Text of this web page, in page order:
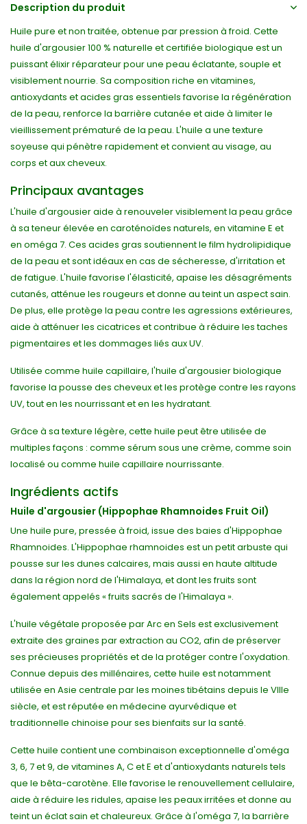
Description du produit
Huile pure et non traitée, obtenue par pression à froid. Cette
huile d'argousier 100 % naturelle et certifiée biologique est un
puissant élixir réparateur pour une peau éclatante, souple et
visiblement nourrie. Sa composition riche en vitamines,
antioxydants et acides gras essentiels favorise la régénération
de la peau, renforce la barrière cutanée et aide à limiter le
vieillissement prématuré de la peau. L'huile a une texture
soyeuse qui pénètre rapidement et convient au visage, au
corps et aux cheveux.
Principaux avantages
L'huile d'argousier aide à renouveler visiblement la peau grâce
à sa teneur élevée en caroténoïdes naturels, en vitamine E et
en oméga 7. Ces acides gras soutiennent le film hydrolipidique
de la peau et sont idéaux en cas de sécheresse, d'irritation et
de fatigue. L'huile favorise l'élasticité, apaise les désagréments
cutanés, atténue les rougeurs et donne au teint un aspect sain.
De plus, elle protège la peau contre les agressions extérieures,
aide à atténuer les cicatrices et contribue à réduire les taches
pigmentaires et les dommages liés aux UV.
Utilisée comme huile capillaire, l'huile d'argousier biologique
favorise la pousse des cheveux et les protège contre les rayons
UV, tout en les nourrissant et en les hydratant.
Grâce à sa texture légère, cette huile peut être utilisée de
multiples façons : comme sérum sous une crème, comme soin
localisé ou comme huile capillaire nourrissante.
Ingrédients actifs
Huile d'argousier (Hippophae Rhamnoides Fruit Oil)
Une huile pure, pressée à froid, issue des baies d'Hippophae
Rhamnoides. L'Hippophae rhamnoides est un petit arbuste qui
pousse sur les dunes calcaires, mais aussi en haute altitude
dans la région nord de l'Himalaya, et dont les fruits sont
également appelés « fruits sacrés de l'Himalaya ».
L'huile végétale proposée par Arc en Sels est exclusivement
extraite des graines par extraction au CO2, afin de préserver
ses précieuses propriétés et de la protéger contre l'oxydation.
Connue depuis des millénaires, cette huile est notamment
utilisée en Asie centrale par les moines tibétains depuis le VIIIe
siècle, et est réputée en médecine ayurvédique et
traditionnelle chinoise pour ses bienfaits sur la santé.
Cette huile contient une combinaison exceptionnelle d'oméga
3, 6, 7 et 9, de vitamines A, C et E et d'antioxydants naturels tels
que le bêta-carotène. Elle favorise le renouvellement cellulaire,
aide à réduire les ridules, apaise les peaux irritées et donne au
teint un éclat sain et chaleureux. Grâce à l'oméga 7, la barrière